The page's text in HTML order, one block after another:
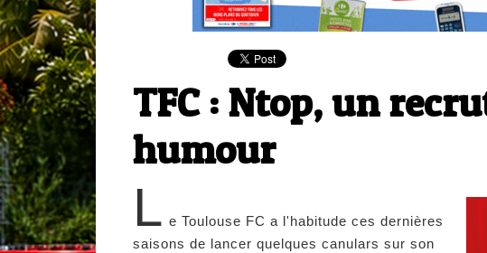
TFC : Ntop, un
humour
L e Toulouse FC a l'habitude ces dernières
saisons de lancer quelques canulars sur son